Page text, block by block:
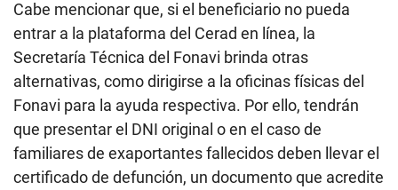
Cabe mencionar que, si el beneficiario no pueda
entrar a la plataforma del Cerad en línea, la
Secretaría Técnica del Fonavi brinda otras
alternativas, como dirigirse a la oficinas físicas del
Fonavi para la ayuda respectiva. Por ello, tendrán
que presentar el DNI original o en el caso de
familiares de exaportantes fallecidos deben llevar el
certificado de defunción, un documento que acredite